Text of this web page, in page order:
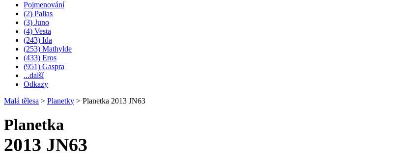
Pojmenování
(2) Pallas
(3) Juno
(4) Vesta
(243) Ida
(253) Mathylde
(433) Eros
(951) Gaspra
...další
Odkazy
Malá tělesa > Planetky > Planetka 2013 JN63
Planetka
2013 JN63